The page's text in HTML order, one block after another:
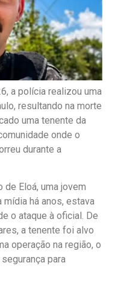
a polícia realizou uma
resultando na morte
uma tenente da
onde o
durante a
Eloá, uma jovem
mídia há anos, estava
o ataque à oficial. De
a tenente foi alvo
operação na região, o
para